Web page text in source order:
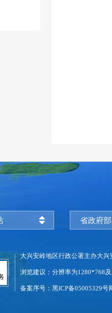
省政府
大兴安岭地区行政公署主办大兴
浏览建议：分辨率为1280*768
备案序号：黑ICP备05005329号